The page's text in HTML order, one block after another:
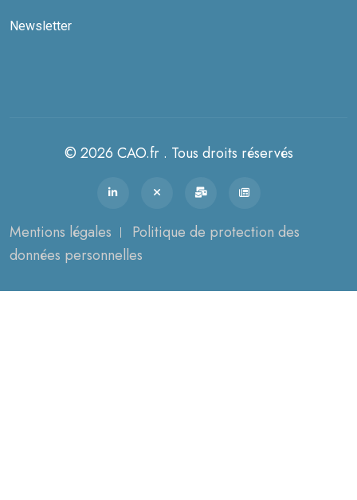
Newsletter
© 2026 CAO.fr . Tous droits réservés
Mentions légales
Politique de protection des
données personnelles